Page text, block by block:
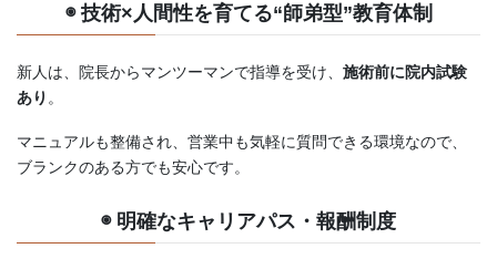
◉ 技術×人間性を育てる“師弟型”教育体制
新人は、院長からマンツーマンで指導を受け、 施術前に院内試験
あり 。
マニュアルも整備され、営業中も気軽に質問できる環境なので、
ブランクのある方でも安心です。
◉ 明確なキャリアパス・報酬制度